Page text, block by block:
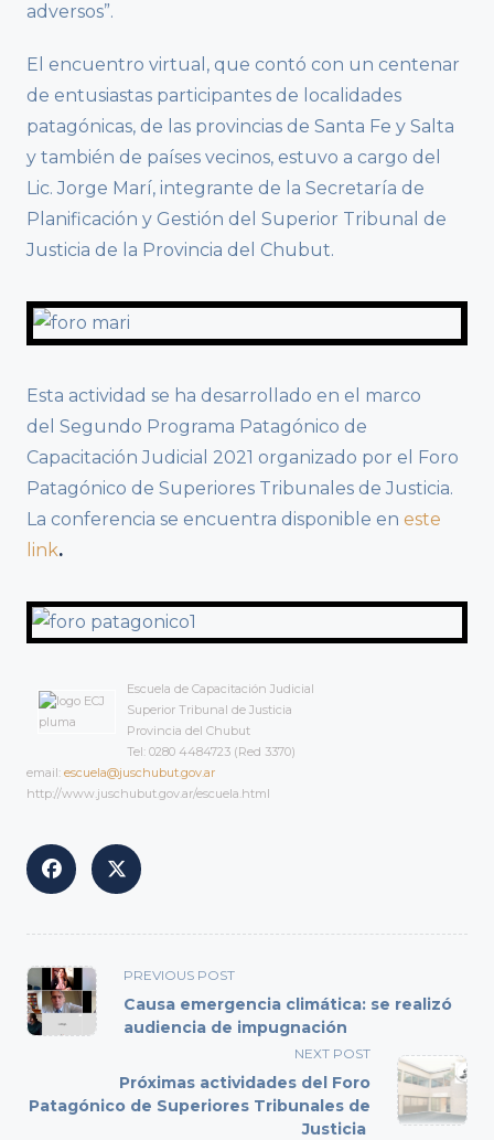
adversos”.
El encuentro virtual, que contó con un centenar
de entusiastas participantes de localidades
patagónicas, de las provincias de Santa Fe y Salta
y también de países vecinos, estuvo a cargo del
Lic. Jorge Marí, integrante de la Secretaría de
Planificación y Gestión del Superior Tribunal de
Justicia de la Provincia del Chubut.
Esta actividad se ha desarrollado en el marco
del Segundo Programa Patagónico de
Capacitación Judicial 2021 organizado por el Foro
Patagónico de Superiores Tribunales de Justicia.
La conferencia se encuentra disponible en este
link.
Escuela de Capacitación Judicial
Superior Tribunal de Justicia
Provincia del Chubut
Tel: 0280 4484723 (Red 3370)
email: escuela@juschubut.gov.ar
http://www.juschubut.gov.ar/escuela.html
<span
class="nav-
subtitle
text">Page</span>
PREVIOUS POST
Causa emergencia climática: se realizó
audiencia de impugnación
NEXT POST
Próximas actividades del Foro
Patagónico de Superiores Tribunales de
Justicia